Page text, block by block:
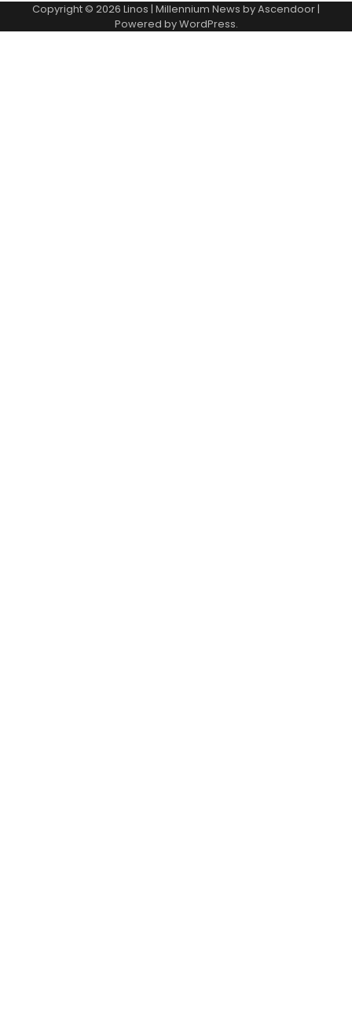
Copyright © 2026 Linos | Millennium News byAscendoor|
Powered byWordPress.